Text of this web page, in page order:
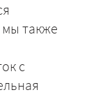
также
с